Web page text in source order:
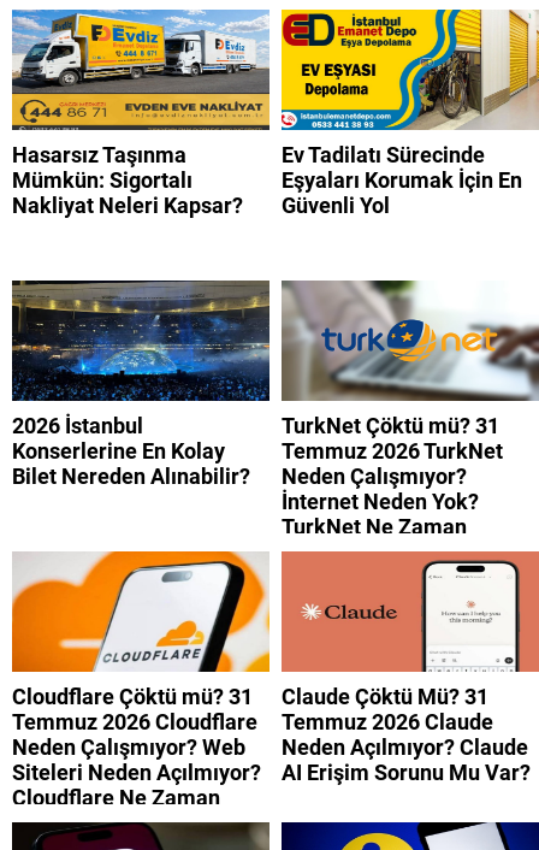
Hasarsız Taşınma
Mümkün: Sigortalı
Nakliyat Neleri Kapsar?
Ev Tadilatı Sürecinde
Eşyaları Korumak İçin En
Güvenli Yol
2026 İstanbul
Konserlerine En Kolay
Bilet Nereden Alınabilir?
TurkNet Çöktü mü? 31
Temmuz 2026 TurkNet
Neden Çalışmıyor?
İnternet Neden Yok?
TurkNet Ne Zaman
Düzelecek?
Cloudflare Çöktü mü? 31
Temmuz 2026 Cloudflare
Neden Çalışmıyor? Web
Siteleri Neden Açılmıyor?
Cloudflare Ne Zaman
Düzelecek?
Claude Çöktü Mü? 31
Temmuz 2026 Claude
Neden Açılmıyor? Claude
AI Erişim Sorunu Mu Var?